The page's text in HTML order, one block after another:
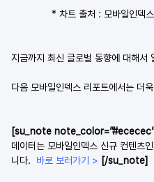
* 차트 출처 : 모바일인덱
지금까지 최신 글로벌 동향에 대해서
다음 모바일인덱스 리포트에서는 더
[su_note
데이터는 모바일인덱스 신규 컨텐츠인
니다. 바로 보러가기 > [/su_note]